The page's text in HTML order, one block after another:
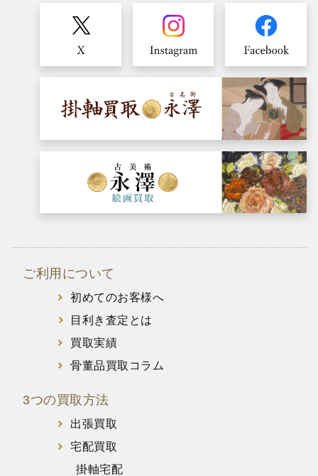
ご利用について
初めてのお客様へ
目利き査定とは
買取実績
骨董品買取コラム
3つの買取方法
出張買取
宅配買取
掛軸宅配